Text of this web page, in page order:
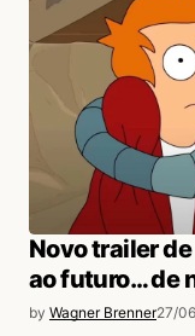
Novo trailer
ao futuro… de
by Wagner Brenner27/